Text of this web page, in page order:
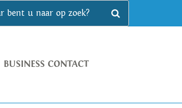
BUSINESS CONTACT